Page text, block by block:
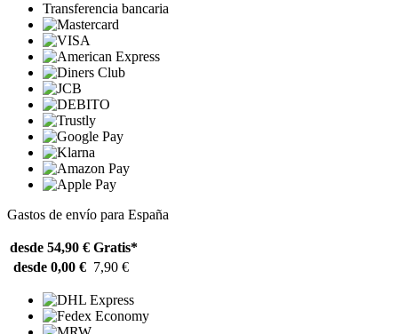
Transferencia bancaria
Gastos de envío para España
desde 54,90 € Gratis*
desde 0,00 € 7,90 €